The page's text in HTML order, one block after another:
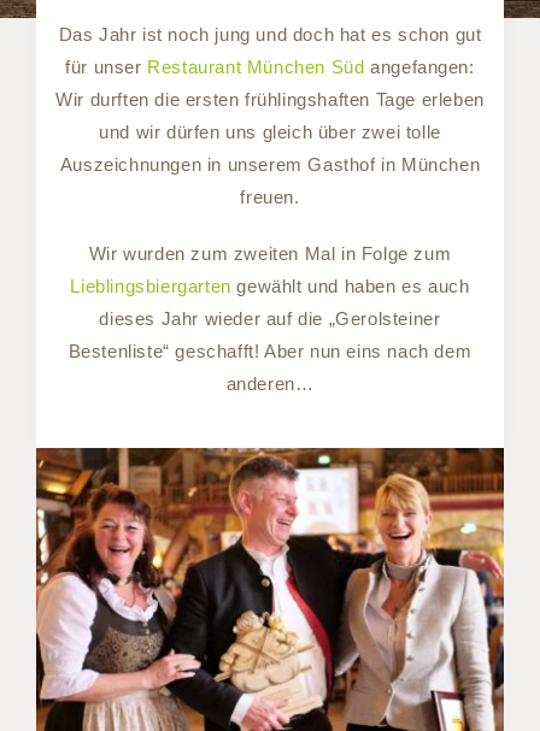
Das Jahr ist noch jung und doch hat es schon gut
für unser Restaurant München Süd angefangen:
Wir durften die ersten frühlingshaften Tage erleben
und wir dürfen uns gleich über zwei tolle
Auszeichnungen in unserem Gasthof in München
freuen.
Wir wurden zum zweiten Mal in Folge zum
Lieblingsbiergarten gewählt und haben es auch
dieses Jahr wieder auf die „Gerolsteiner
Bestenliste“ geschafft! Aber nun eins nach dem
anderen…